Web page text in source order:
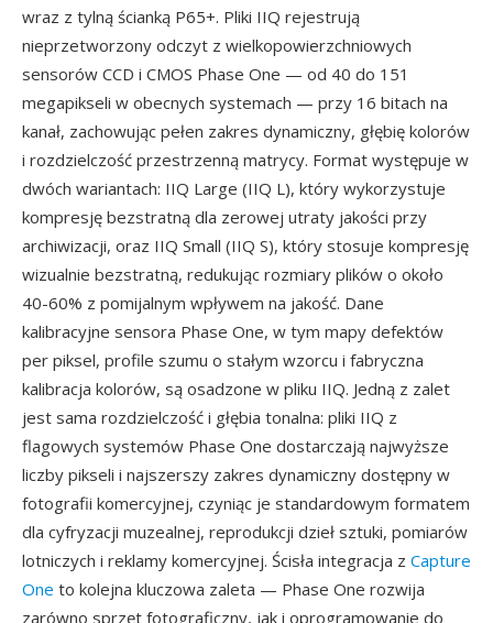
wraz z tylną ścianką P65+. Pliki IIQ rejestrują
nieprzetworzony odczyt z wielkopowierzchniowych
sensorów CCD i CMOS Phase One — od 40 do 151
megapikseli w obecnych systemach — przy 16 bitach na
kanał, zachowując pełen zakres dynamiczny, głębię kolorów
i rozdzielczość przestrzenną matrycy. Format występuje w
dwóch wariantach: IIQ Large (IIQ L), który wykorzystuje
kompresję bezstratną dla zerowej utraty jakości przy
archiwizacji, oraz IIQ Small (IIQ S), który stosuje kompresję
wizualnie bezstratną, redukując rozmiary plików o około
40-60% z pomijalnym wpływem na jakość. Dane
kalibracyjne sensora Phase One, w tym mapy defektów
per piksel, profile szumu o stałym wzorcu i fabryczna
kalibracja kolorów, są osadzone w pliku IIQ. Jedną z zalet
jest sama rozdzielczość i głębia tonalna: pliki IIQ z
flagowych systemów Phase One dostarczają najwyższe
liczby pikseli i najszerszy zakres dynamiczny dostępny w
fotografii komercyjnej, czyniąc je standardowym formatem
dla cyfryzacji muzealnej, reprodukcji dzieł sztuki, pomiarów
lotniczych i reklamy komercyjnej. Ścisła integracja z Capture
One to kolejna kluczowa zaleta — Phase One rozwija
zarówno sprzęt fotograficzny, jak i oprogramowanie do